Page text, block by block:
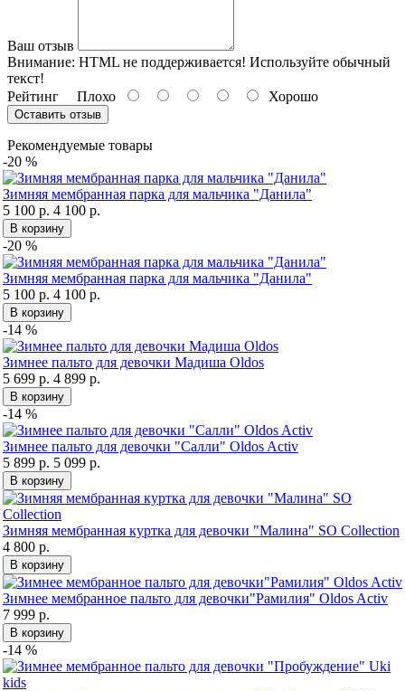
Ваш отзыв
Внимание: HTML не поддерживается! Используйте обычный
текст!
Рейтинг Плохо Хорошо
Оставить отзыв
Рекомендуемые товары
-20 %
Зимняя мембранная парка для мальчика "Данила"
5 100 р. 4 100 р.
В корзину
-20 %
Зимняя мембранная парка для мальчика "Данила"
5 100 р. 4 100 р.
В корзину
-14 %
Зимнее пальто для девочки Мадиша Oldos
5 699 р. 4 899 р.
В корзину
-14 %
Зимнее пальто для девочки "Салли" Oldos Activ
5 899 р. 5 099 р.
В корзину
Зимняя мембранная куртка для девочки "Малина" SO Collection
4 800 р.
В корзину
Зимнее мембранное пальто для девочки"Рамилия" Oldos Activ
7 999 р.
В корзину
-14 %